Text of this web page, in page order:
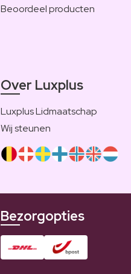
Beoordeel producten
Over Luxplus
Luxplus Lidmaatschap
Wij steunen
Bezorgopties